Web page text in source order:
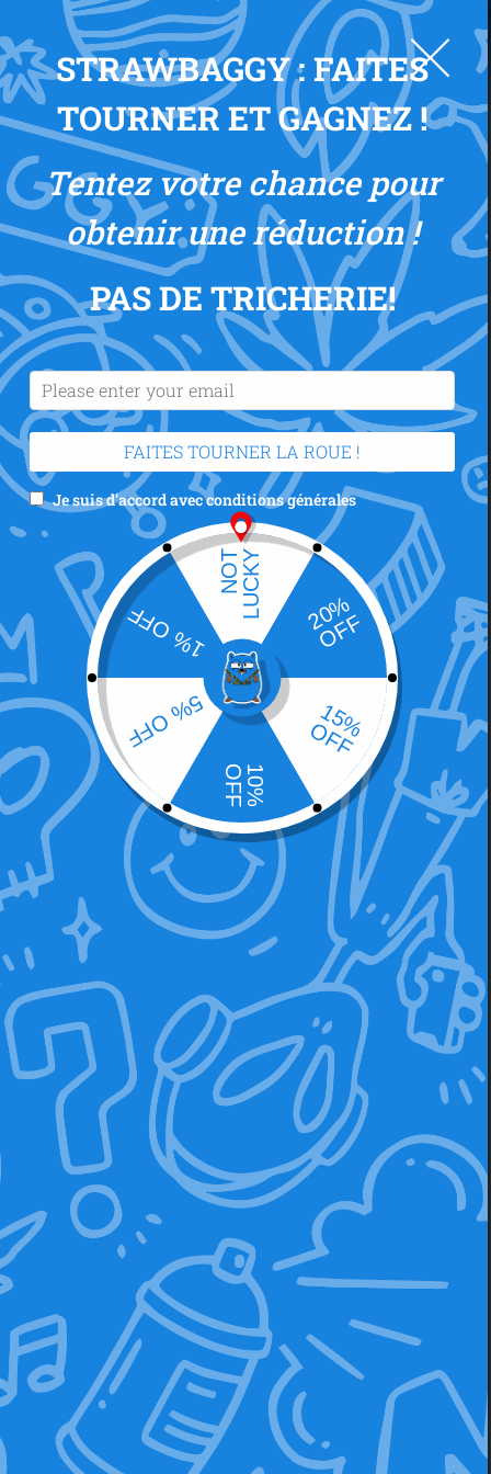
Tableau de bord de
l'affilié
Connexion
Username or email address
*
Password*
Remember me
Lost your password?
Registre
Nom de famille *
Adresse électronique*
Vos données personnelles
seront utilisées pour faciliter
votre expérience sur ce site
web, pour gérer l'accès à votre
compte et pour d'autres
objectifs décrits dans notre site
web.politique de confidentialité
J'ai lu et j'accepte le site web
STRAWBAGGY : FAITES
TOURNER ET GAGNEZ !
Tentez votre chance pour
obtenir une réduction !
PAS DE TRICHERIE!
FAITES TOURNER LA ROUE !
Je suis d'accord avecconditions générales